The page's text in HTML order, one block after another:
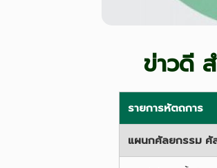
ข่าวดี
รายการหัตถการ
แผนกศัลยกรรม ศั